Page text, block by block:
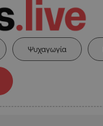
Ψυχαγωγία